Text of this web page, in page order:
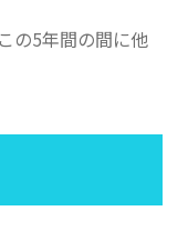
の5年間の間に他